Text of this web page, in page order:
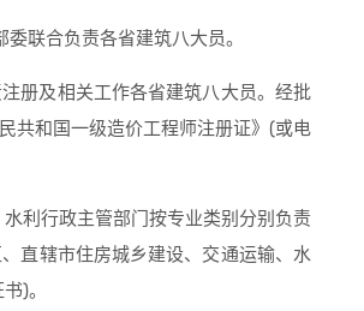
联合负责各省建筑八大员。
册及相关工作各省建筑八大员。经批
共和国一级造价工程师注册证》(或电
利行政主管部门按专业类别分别负责
直辖市住房城乡建设、交通运输、水
)。